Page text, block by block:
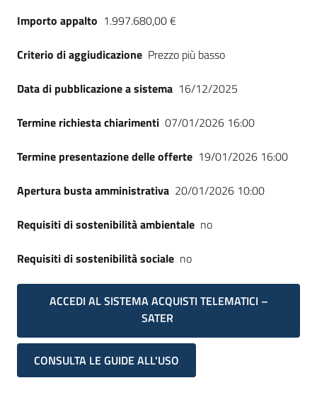
Importo appalto 1.997.680,00 €
Criterio di aggiudicazione Prezzo più basso
Data di pubblicazione a sistema 16/12/2025
Termine richiesta chiarimenti 07/01/2026 16:00
Termine presentazione delle offerte 19/01/2026 16:00
Apertura busta amministrativa 20/01/2026 10:00
Requisiti di sostenibilità ambientale no
Requisiti di sostenibilità sociale no
ACCEDI AL SISTEMA ACQUISTI TELEMATICI –
SATER
CONSULTA LE GUIDE ALL'USO